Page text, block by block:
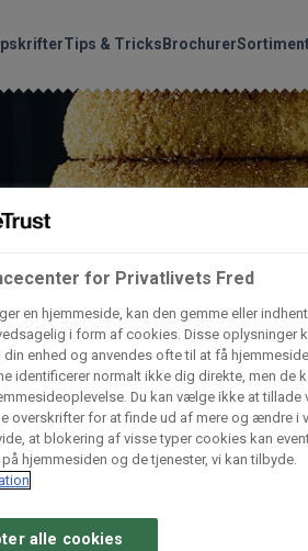
Tips & TricksBrochurerSortiment
Søg
vores
Import
Foodservice
Cash & Carry
Gem dine
samling af favoritopskrifter
af Odense Marcipan's
til dine gemte opskrifter og
hvor som helst.
Log ind Opret profil
for Privatlivets Fred
en hjemmeside, kan den gemme eller
i form af cookies. Disse oplysninger
enhed og anvendes ofte til at få
identificerer normalt ikke dig direkte, men de
Du kan vælge ikke at tillade
overskrifter for at finde ud af mere og ændre i
at blokering af visse typer cookies kan
hjemmesiden og de tjenester, vi kan tilbyde.
alle cookies